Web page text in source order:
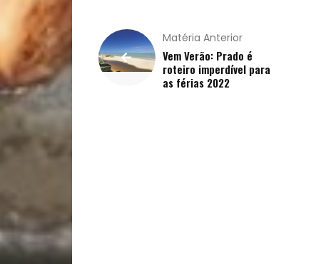
Matéria Anterior
Vem Verão: Prado é
roteiro imperdível para
as férias 2022